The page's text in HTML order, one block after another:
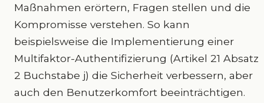
Maßnahmen erörtern, Fragen stellen und die
Kompromisse verstehen. So kann
beispielsweise die Implementierung einer
Multifaktor-Authentifizierung (Artikel 21 Absatz
2 Buchstabe j) die Sicherheit verbessern, aber
auch den Benutzerkomfort beeinträchtigen.